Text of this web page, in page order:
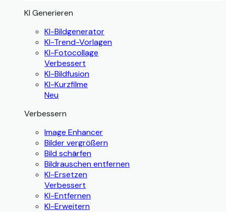
KI Generieren
KI-Bildgenerator
KI-Trend-Vorlagen
KI-Fotocollage
Verbessert
KI-Bildfusion
KI-Kurzfilme
Neu
Verbessern
Image Enhancer
Bilder vergrößern
Bild schärfen
Bildrauschen entfernen
KI-Ersetzen
Verbessert
KI-Entfernen
KI-Erweitern